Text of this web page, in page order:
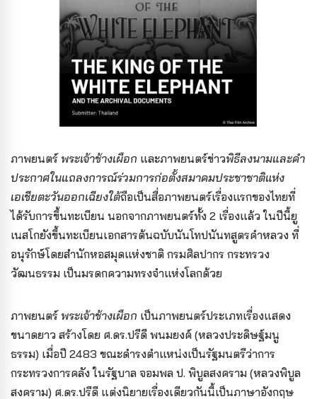
ภาพยนตร์ พระเจ้าช้างเผือก และภาพยนตร์ข่าวพิธีลงนามและคำ
ประกาศในแถลงการณ์ร่วมการก่อตั้งสมาคมประชาชาติแห่ง
เอเชียตะวันออกเฉียงใต้ถือเป็นสื่อภาพยนตร์เรื่องแรกของไทยที่
ได้รับการขึ้นทะเบียน นอกจากภาพยนตร์ทั้ง 2 เรื่องแล้ว ในปีนี้ยู
เนสโกยังขึ้นทะเบียนเอกสารต้นฉบับนันโทปนันทสูตรคำหลวง ที่
อนุรักษ์โดยสำนักหอสมุดแห่งชาติ กรมศิลปากร กระทรวง
วัฒนธรรม เป็นมรดกความทรงจำแห่งโลกด้วย
ภาพยนตร์ พระเจ้าช้างเผือก เป็นภาพยนตร์ประเภทเรื่องแสดง
ขนาดยาว สร้างโดย ศ.ดร.ปรีดี พนมยงค์ (หลวงประดิษฐ์มนู
ธรรม) เมื่อปี 2483 ขณะดำรงตำแหน่งเป็นรัฐมนตรีว่าการ
กระทรวงการคลัง ในรัฐบาล จอมพล ป. พิบูลสงคราม (หลวงพิบูล
สงคราม) ศ.ดร.ปรีดี แต่งนิยายเรื่องเดียวกันนี้เป็นภาษาอังกฤษ